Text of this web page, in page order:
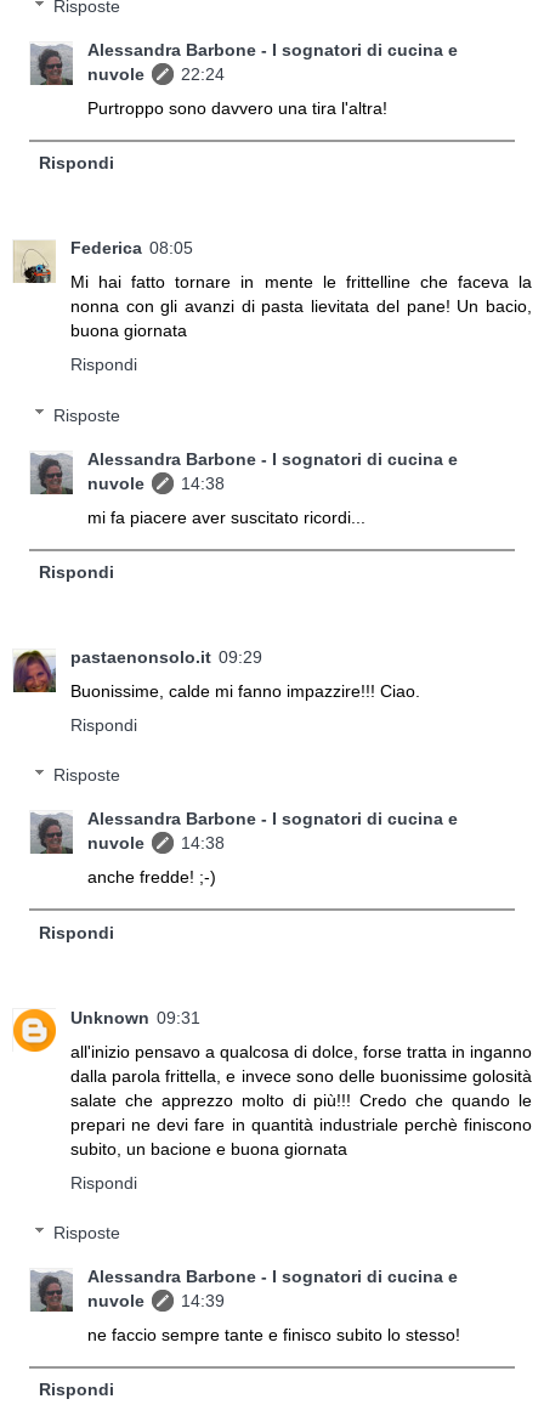
Risposte
Alessandra Barbone - I sognatori di cucina e
nuvole
22:24
Purtroppo sono davvero una tira l'altra!
Rispondi
Federica 08:05
Mi hai fatto tornare in mente le frittelline che faceva la
nonna con gli avanzi di pasta lievitata del pane! Un bacio,
buona giornata
Rispondi
Risposte
Alessandra Barbone - I sognatori di cucina e
nuvole
14:38
mi fa piacere aver suscitato ricordi...
Rispondi
pastaenonsolo.it 09:29
Buonissime, calde mi fanno impazzire!!! Ciao.
Rispondi
Risposte
Alessandra Barbone - I sognatori di cucina e
nuvole
14:38
anche fredde! ;-)
Rispondi
Unknown 09:31
all'inizio pensavo a qualcosa di dolce, forse tratta in inganno
dalla parola frittella, e invece sono delle buonissime golosità
salate che apprezzo molto di più!!! Credo che quando le
prepari ne devi fare in quantità industriale perchè finiscono
subito, un bacione e buona giornata
Rispondi
Risposte
Alessandra Barbone - I sognatori di cucina e
nuvole
14:39
ne faccio sempre tante e finisco subito lo stesso!
Rispondi